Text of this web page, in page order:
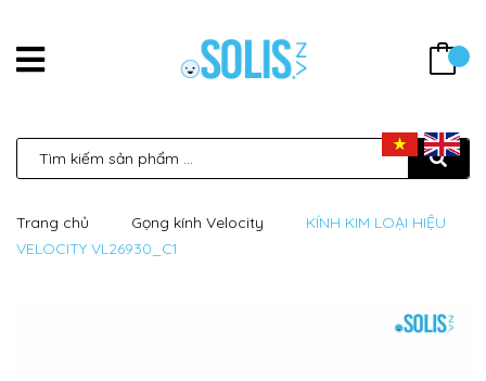
Trang chủ Gọng kính Velocity
KÍNH KIM LOẠI HIỆU
VELOCITY VL26930_C1